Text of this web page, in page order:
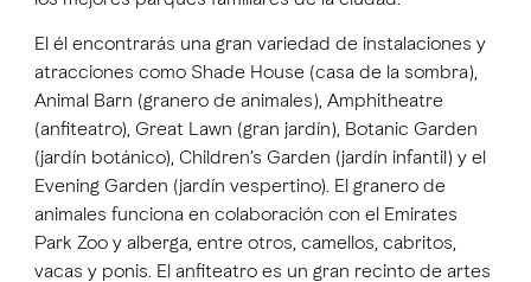
El él encontrarás una gran variedad de instalaciones y
atracciones como Shade House (casa de la sombra),
Animal Barn (granero de animales), Amphitheatre
(anfiteatro), Great Lawn (gran jardín), Botanic Garden
(jardín botánico), Children’s Garden (jardín infantil) y el
Evening Garden (jardín vespertino). El granero de
animales funciona en colaboración con el Emirates
Park Zoo y alberga, entre otros, camellos, cabritos,
vacas y ponis. El anfiteatro es un gran recinto de artes